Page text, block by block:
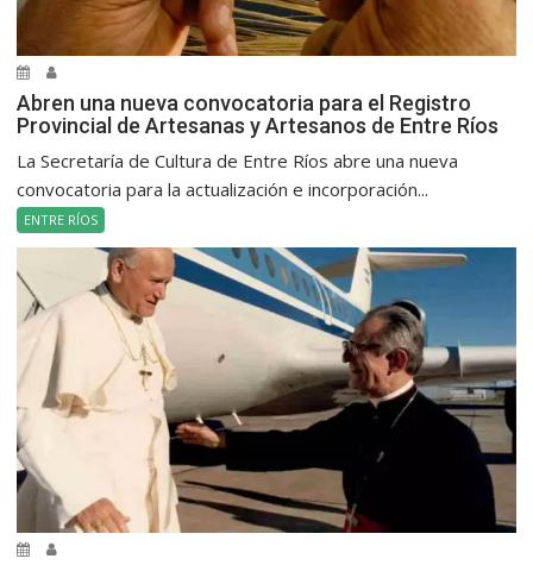
Abren una nueva convocatoria para el Registro
Provincial de Artesanas y Artesanos de Entre Ríos
La Secretaría de Cultura de Entre Ríos abre una nueva
convocatoria para la actualización e incorporación...
ENTRE RÍOS